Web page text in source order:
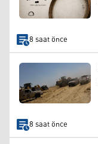
8 saat önce
8 saat önce